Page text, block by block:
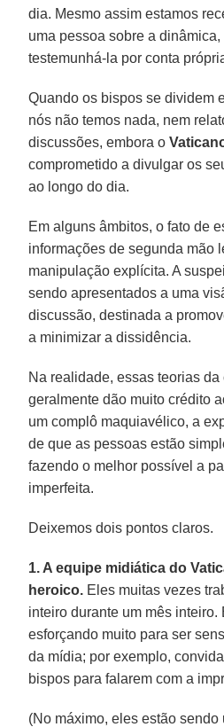
dia. Mesmo assim estamos
uma pessoa sobre a dinâmica,
testemunhá-la por conta
Quando os bispos se dividem
nós não temos nada, nem
discussões, embora o
comprometido a divulgar os
ao longo do dia.
Em alguns âmbitos, o fato de
informações de segunda mão
manipulação explícita. A
sendo apresentados a uma
discussão, destinada a
a minimizar a dissidência.
Na realidade, essas teorias
geralmente dão muito crédito
um complô maquiavélico, a
de que as pessoas estão
fazendo o melhor possível a
imperfeita.
Deixemos dois pontos claros.
1. A equipe midiática do
heroico. Eles muitas vezes
inteiro durante um mês inteiro.
esforçando muito para ser
da mídia; por exemplo,
bispos para falarem com a
(No máximo, eles estão sendo